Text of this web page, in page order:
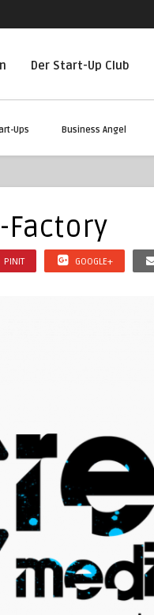
Der Start-Up Club
Ups Business Angel
Factory
PINIT GOOGLE+